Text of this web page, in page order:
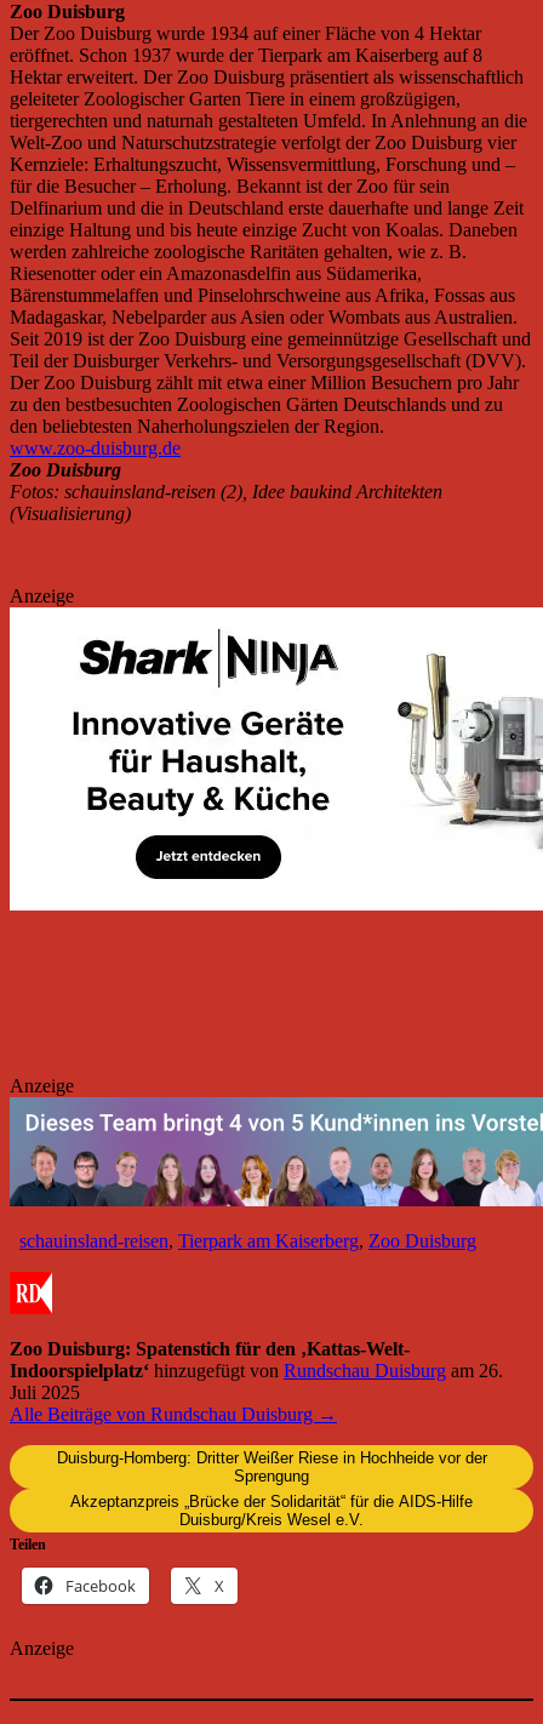
Zoo Duisburg
Der Zoo Duisburg wurde 1934 auf einer Fläche von 4 Hektar
eröffnet. Schon 1937 wurde der Tierpark am Kaiserberg auf 8
Hektar erweitert. Der Zoo Duisburg präsentiert als wissenschaftlich
geleiteter Zoologischer Garten Tiere in einem großzügigen,
tiergerechten und naturnah gestalteten Umfeld. In Anlehnung an die
Welt-Zoo und Naturschutzstrategie verfolgt der Zoo Duisburg vier
Kernziele: Erhaltungszucht, Wissensvermittlung, Forschung und –
für die Besucher – Erholung. Bekannt ist der Zoo für sein
Delfinarium und die in Deutschland erste dauerhafte und lange Zeit
einzige Haltung und bis heute einzige Zucht von Koalas. Daneben
werden zahlreiche zoologische Raritäten gehalten, wie z. B.
Riesenotter oder ein Amazonasdelfin aus Südamerika,
Bärenstummelaffen und Pinselohrschweine aus Afrika, Fossas aus
Madagaskar, Nebelparder aus Asien oder Wombats aus Australien.
Seit 2019 ist der Zoo Duisburg eine gemeinnützige Gesellschaft und
Teil der Duisburger Verkehrs- und Versorgungsgesellschaft (DVV).
Der Zoo Duisburg zählt mit etwa einer Million Besuchern pro Jahr
zu den bestbesuchten Zoologischen Gärten Deutschlands und zu
den beliebtesten Naherholungszielen der Region.
www.zoo-duisburg.de
Zoo Duisburg
Fotos: schauinsland-reisen (2), Idee baukind Architekten
(Visualisierung)
Anzeige
Anzeige
schauinsland-reisen, Tierpark am Kaiserberg, Zoo Duisburg
Zoo Duisburg: Spatenstich für den ‚Kattas-Welt-
Indoorspielplatz‘ hinzugefügt von Rundschau Duisburg am 26.
Juli 2025
Alle Beiträge von Rundschau Duisburg →
Duisburg-Homberg: Dritter Weißer Riese in Hochheide vor der
Sprengung
Akzeptanzpreis „Brücke der Solidarität“ für die AIDS-Hilfe
Duisburg/Kreis Wesel e.V.
Teilen
Facebook X
Anzeige